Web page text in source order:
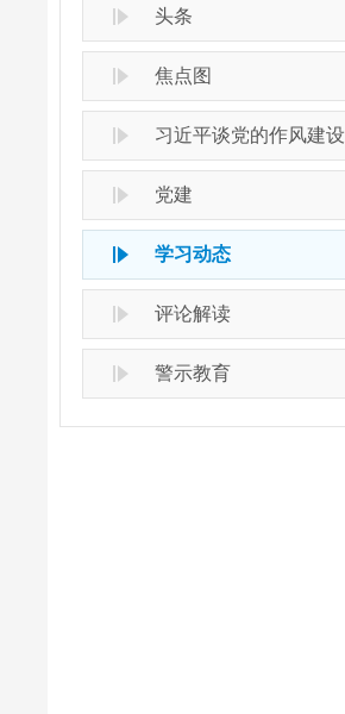
头条
焦点图
习近平谈党的作风建设
党建
学习动态
评论解读
警示教育